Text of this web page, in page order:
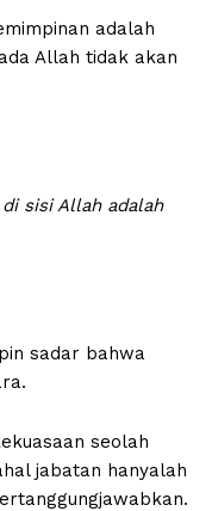
adalah
Allah tidak akan
sisi Allah adalah
sadar bahwa
seolah
jabatan hanyalah